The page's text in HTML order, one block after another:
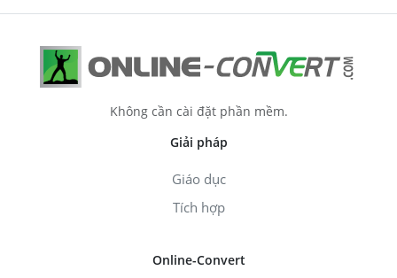
Không cần cài đặt phần mềm.
Giải pháp
Giáo dục
Tích hợp
Online-Convert